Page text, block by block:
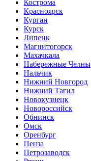
Кострома
Красноярск
Курган
Курск
Липецк
Магнитогорск
Махачкала
Набережные Челны
Нальчик
Нижний Новгород
Нижний Тагил
Новокузнецк
Новороссийск
Обнинск
Омск
Оренбург
Пенза
Петрозаводск